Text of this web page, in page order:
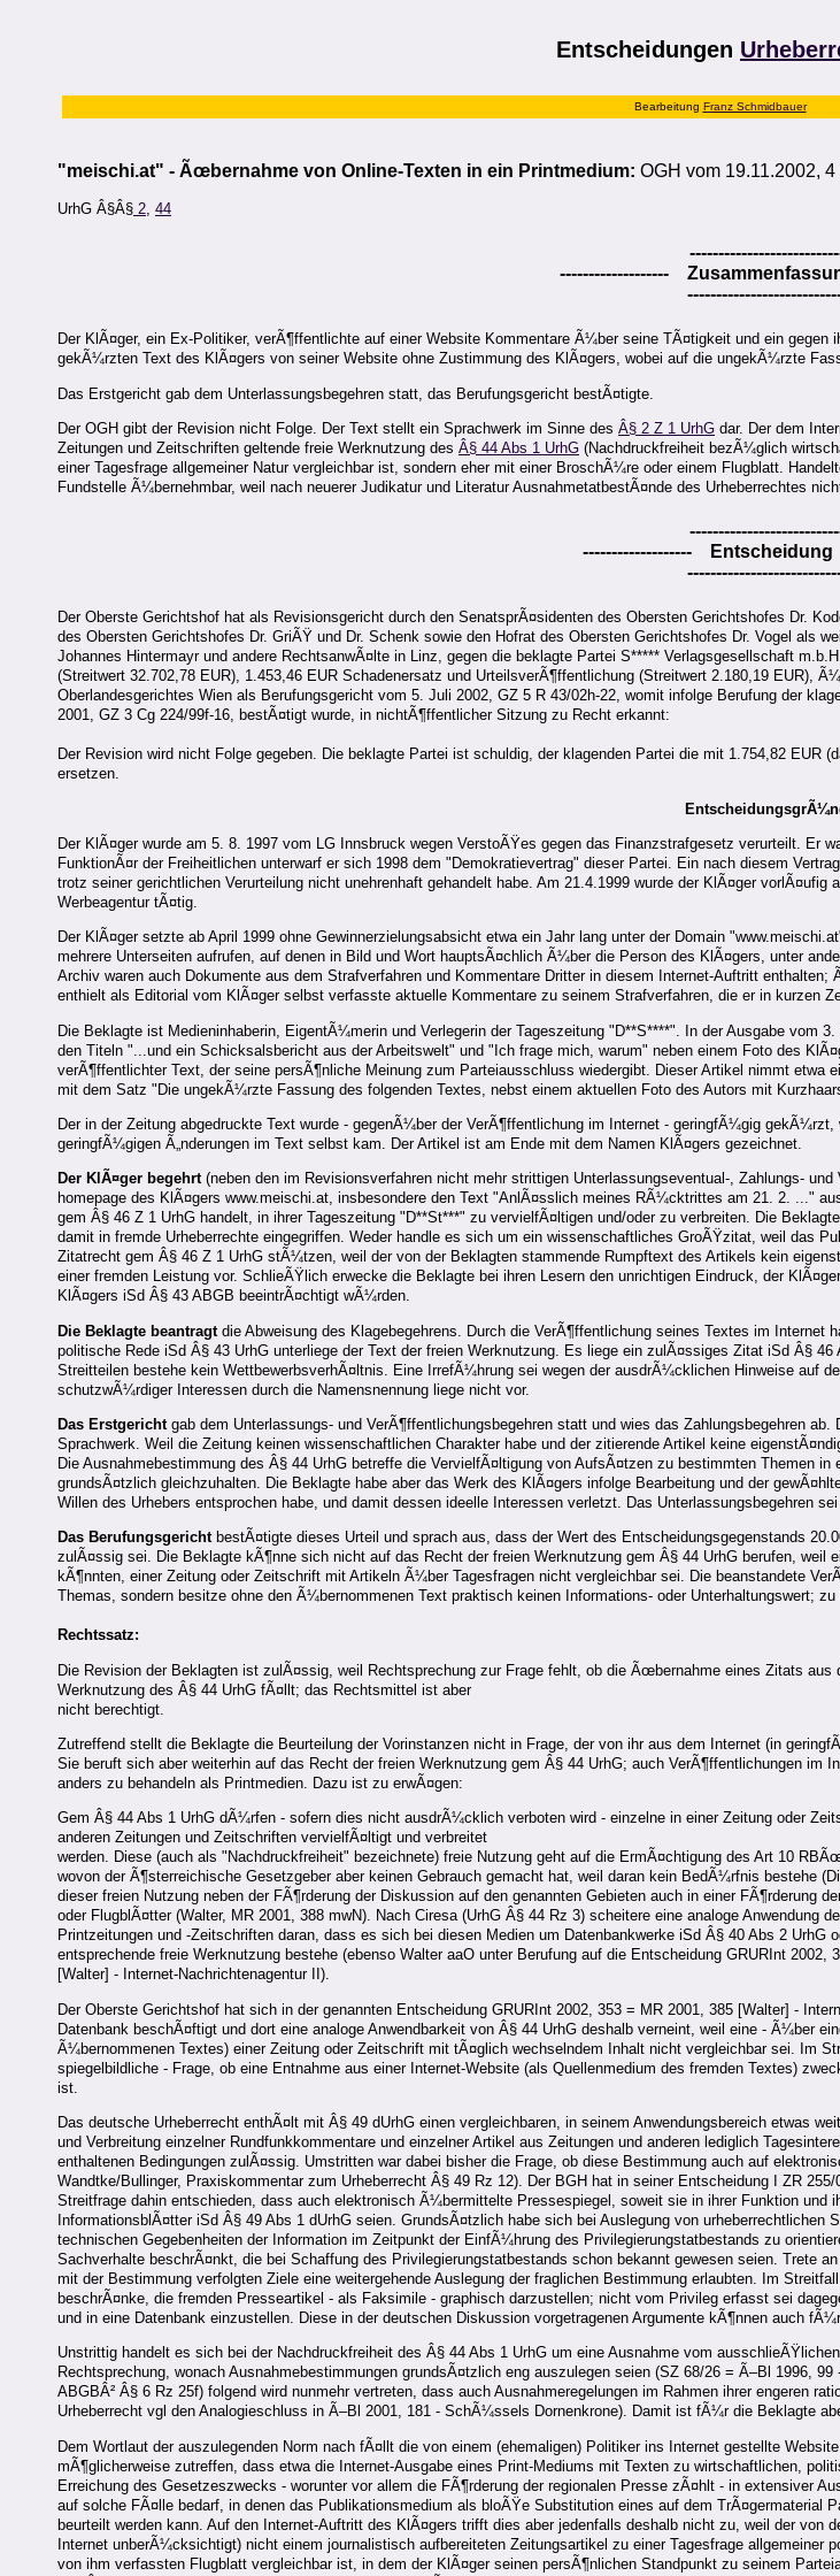
Entscheidungen
Bearbeitung Franz Schmidbauer
"meischi.at" - Ãœbernahme von Online-Texten in ein Printmedium: OGH vom 19.11.2002,
UrhG Â§Â§ 2 44
-------------------
Der KlÃ¤ger, ein Ex-Politiker, verÃ¶ffentlichte auf einer Website Kommentare Ã¼ber seine TÃ¤tigkeit und ein
gekÃ¼rzten Text des KlÃ¤gers von seiner Website ohne Zustimmung des KlÃ¤gers, wobei auf die ungekÃ¼rzte
Das Erstgericht gab dem Unterlassungsbegehren statt, das Berufungsgericht bestÃ¤tigte.
Der OGH gibt der Revision nicht Folge. Der Text stellt ein Sprachwerk im Sinne des Â§ 2 Z 1 UrhG dar. Der dem
Zeitungen und Zeitschriften geltende freie Werknutzung des Â§ 44 Abs 1 UrhG (Nachdruckfreiheit bezÃ¼glich
einer Tagesfrage allgemeiner Natur vergleichbar ist, sondern eher mit einer BroschÃ¼re oder einem Flugblatt.
Fundstelle Ã¼bernehmbar, weil nach neuerer Judikatur und Literatur AusnahmetatbestÃ¤nde des Urheberrechtes
-------------------
Entscheidung
Der Oberste Gerichtshof hat als Revisionsgericht durch den SenatsprÃ¤sidenten des Obersten Gerichtshofes Dr.
des Obersten Gerichtshofes Dr. GriÃŸ und Dr. Schenk sowie den Hofrat des Obersten Gerichtshofes Dr. Vogel als
Johannes Hintermayr und andere RechtsanwÃ¤lte in Linz, gegen die beklagte Partei S***** Verlagsgesellschaft
(Streitwert 32.702,78 EUR), 1.453,46 EUR Schadenersatz und UrteilsverÃ¶ffentlichung (Streitwert 2.180,19 EUR),
Oberlandesgerichtes Wien als Berufungsgericht vom 5. Juli 2002, GZ 5 R 43/02h-22, womit infolge Berufung der
2001, GZ 3 Cg 224/99f-16, bestÃ¤tigt wurde, in nichtÃ¶ffentlicher Sitzung zu Recht erkannt:
Der Revision wird nicht Folge gegeben. Die beklagte Partei ist schuldig, der klagenden Partei die mit 1.754,82 EUR
ersetzen.
Der KlÃ¤ger wurde am 5. 8. 1997 vom LG Innsbruck wegen VerstoÃŸes gegen das Finanzstrafgesetz verurteilt.
FunktionÃ¤r der Freiheitlichen unterwarf er sich 1998 dem "Demokratievertrag" dieser Partei. Ein nach diesem
trotz seiner gerichtlichen Verurteilung nicht unehrenhaft gehandelt habe. Am 21.4.1999 wurde der KlÃ¤ger
Werbeagentur tÃ¤tig.
Der KlÃ¤ger setzte ab April 1999 ohne Gewinnerzielungsabsicht etwa ein Jahr lang unter der Domain
mehrere Unterseiten aufrufen, auf denen in Bild und Wort hauptsÃ¤chlich Ã¼ber die Person des KlÃ¤gers, unter
Archiv waren auch Dokumente aus dem Strafverfahren und Kommentare Dritter in diesem Internet-Auftritt
enthielt als Editorial vom KlÃ¤ger selbst verfasste aktuelle Kommentare zu seinem Strafverfahren, die er in kurzen
Die Beklagte ist Medieninhaberin, EigentÃ¼merin und Verlegerin der Tageszeitung "D**S****". In der Ausgabe vom
den Titeln "...und ein Schicksalsbericht aus der Arbeitswelt" und "Ich frage mich, warum" neben einem Foto des
verÃ¶ffentlichter Text, der seine persÃ¶nliche Meinung zum Parteiausschluss wiedergibt. Dieser Artikel nimmt
mit dem Satz "Die ungekÃ¼rzte Fassung des folgenden Textes, nebst einem aktuellen Foto des Autors mit
Der in der Zeitung abgedruckte Text wurde - gegenÃ¼ber der VerÃ¶ffentlichung im Internet - geringfÃ¼gig
geringfÃ¼gigen Ã„nderungen im Text selbst kam. Der Artikel ist am Ende mit dem Namen KlÃ¤gers gezeichnet.
Der KlÃ¤ger begehrt(neben den im Revisionsverfahren nicht mehr strittigen Unterlassungseventual-, Zahlungs-
homepage des KlÃ¤gers www.meischi.at, insbesondere den Text "AnlÃ¤sslich meines RÃ¼cktrittes am 21. 2. ..."
gem Â§ 46 Z 1 UrhG handelt, in ihrer Tageszeitung "D**St***" zu vervielfÃ¤ltigen und/oder zu verbreiten. Die
damit in fremde Urheberrechte eingegriffen. Weder handle es sich um ein wissenschaftliches GroÃŸzitat, weil das
Zitatrecht gem Â§ 46 Z 1 UrhG stÃ¼tzen, weil der von der Beklagten stammende Rumpftext des Artikels kein
einer fremden Leistung vor. SchlieÃŸlich erwecke die Beklagte bei ihren Lesern den unrichtigen Eindruck, der
KlÃ¤gers iSd Â§ 43 ABGB beeintrÃ¤chtigt wÃ¼rden.
Die Beklagte beantragt die Abweisung des Klagebegehrens. Durch die VerÃ¶ffentlichung seines Textes im
politische Rede iSd Â§ 43 UrhG unterliege der Text der freien Werknutzung. Es liege ein zulÃ¤ssiges Zitat iSd Â§
Streitteilen bestehe kein WettbewerbsverhÃ¤ltnis. Eine IrrefÃ¼hrung sei wegen der ausdrÃ¼cklichen Hinweise auf
schutzwÃ¼rdiger Interessen durch die Namensnennung liege nicht vor.
Das Erstgerichtgab dem Unterlassungs- und VerÃ¶ffentlichungsbegehren statt und wies das Zahlungsbegehren
Sprachwerk. Weil die Zeitung keinen wissenschaftlichen Charakter habe und der zitierende Artikel keine
Die Ausnahmebestimmung des Â§ 44 UrhG betreffe die VervielfÃ¤ltigung von AufsÃ¤tzen zu bestimmten Themen
grundsÃ¤tzlich gleichzuhalten. Die Beklagte habe aber das Werk des KlÃ¤gers infolge Bearbeitung und der
Willen des Urhebers entsprochen habe, und damit dessen ideelle Interessen verletzt. Das Unterlassungsbegehren
Das BerufungsgerichtbestÃ¤tigte dieses Urteil und sprach aus, dass der Wert des Entscheidungsgegenstands
zulÃ¤ssig sei. Die Beklagte kÃ¶nne sich nicht auf das Recht der freien Werknutzung gem Â§ 44 UrhG berufen,
kÃ¶nnten, einer Zeitung oder Zeitschrift mit Artikeln Ã¼ber Tagesfragen nicht vergleichbar sei. Die beanstandete
Themas, sondern besitze ohne den Ã¼bernommenen Text praktisch keinen Informations- oder Unterhaltungswert;
Rechtssatz:
Die Revision der Beklagten ist zulÃ¤ssig, weil Rechtsprechung zur Frage fehlt, ob die Ãœbernahme eines Zitats
Werknutzung des Â§ 44 UrhG fÃ¤llt; das Rechtsmittel ist aber
nicht berechtigt.
Zutreffend stellt die Beklagte die Beurteilung der Vorinstanzen nicht in Frage, der von ihr aus dem Internet (in
Sie beruft sich aber weiterhin auf das Recht der freien Werknutzung gem Â§ 44 UrhG; auch VerÃ¶ffentlichungen
anders zu behandeln als Printmedien. Dazu ist zu erwÃ¤gen:
Gem Â§ 44 Abs 1 UrhG dÃ¼rfen - sofern dies nicht ausdrÃ¼cklich verboten wird - einzelne in einer Zeitung oder
anderen Zeitungen und Zeitschriften vervielfÃ¤ltigt und verbreitet
werden. Diese (auch als "Nachdruckfreiheit" bezeichnete) freie Nutzung geht auf die ErmÃ¤chtigung des Art 10
wovon der Ã¶sterreichische Gesetzgeber aber keinen Gebrauch gemacht hat, weil daran kein BedÃ¼rfnis bestehe
dieser freien Nutzung neben der FÃ¶rderung der Diskussion auf den genannten Gebieten auch in einer
oder FlugblÃ¤tter (Walter, MR 2001, 388 mwN). Nach Ciresa (UrhG Â§ 44 Rz 3) scheitere eine analoge Anwendung
Printzeitungen und -Zeitschriften daran, dass es sich bei diesen Medien um Datenbankwerke iSd Â§ 40 Abs 2
entsprechende freie Werknutzung bestehe (ebenso Walter aaO unter Berufung auf die Entscheidung GRURInt 2002,
[Walter] - Internet-Nachrichtenagentur II).
Der Oberste Gerichtshof hat sich in der genannten Entscheidung GRURInt 2002, 353 = MR 2001, 385 [Walter] -
Datenbank beschÃ¤ftigt und dort eine analoge Anwendbarkeit von Â§ 44 UrhG deshalb verneint, weil eine - Ã¼ber
Ã¼bernommenen Textes) einer Zeitung oder Zeitschrift mit tÃ¤glich wechselndem Inhalt nicht vergleichbar sei. Im
spiegelbildliche - Frage, ob eine Entnahme aus einer Internet-Website (als Quellenmedium des fremden Textes)
ist.
Das deutsche Urheberrecht enthÃ¤lt mit Â§ 49 dUrhG einen vergleichbaren, in seinem Anwendungsbereich etwas
und Verbreitung einzelner Rundfunkkommentare und einzelner Artikel aus Zeitungen und anderen lediglich
enthaltenen Bedingungen zulÃ¤ssig. Umstritten war dabei bisher die Frage, ob diese Bestimmung auch auf
Wandtke/Bullinger, Praxiskommentar zum Urheberrecht Â§ 49 Rz 12). Der BGH hat in seiner Entscheidung I ZR
Streitfrage dahin entschieden, dass auch elektronisch Ã¼bermittelte Pressespiegel, soweit sie in ihrer Funktion
InformationsblÃ¤tter iSd Â§ 49 Abs 1 dUrhG seien. GrundsÃ¤tzlich habe sich bei Auslegung von
technischen Gegebenheiten der Information im Zeitpunkt der EinfÃ¼hrung des Privilegierungstatbestands zu
Sachverhalte beschrÃ¤nkt, die bei Schaffung des Privilegierungstatbestands schon bekannt gewesen seien. Trete
mit der Bestimmung verfolgten Ziele eine weitergehende Auslegung der fraglichen Bestimmung erlaubten. Im
beschrÃ¤nke, die fremden Presseartikel - als Faksimile - graphisch darzustellen; nicht vom Privileg erfasst sei
und in eine Datenbank einzustellen. Diese in der deutschen Diskussion vorgetragenen Argumente kÃ¶nnen auch
Unstrittig handelt es sich bei der Nachdruckfreiheit des Â§ 44 Abs 1 UrhG um eine Ausnahme vom
Rechtsprechung, wonach Ausnahmebestimmungen grundsÃ¤tzlich eng auszulegen seien (SZ 68/26 = Ã–Bl 1996,
ABGBÂ² Â§ 6 Rz 25f) folgend wird nunmehr vertreten, dass auch Ausnahmeregelungen im Rahmen ihrer engeren
Urheberrecht vgl den Analogieschluss in Ã–Bl 2001, 181 - SchÃ¼ssels Dornenkrone). Damit ist fÃ¼r die Beklagte
Dem Wortlaut der auszulegenden Norm nach fÃ¤llt die von einem (ehemaligen) Politiker ins Internet gestellte
mÃ¶glicherweise zutreffen, dass etwa die Internet-Ausgabe eines Print-Mediums mit Texten zu wirtschaftlichen,
Erreichung des Gesetzeszwecks - worunter vor allem die FÃ¶rderung der regionalen Presse zÃ¤hlt - in extensiver
auf solche FÃ¤lle bedarf, in denen das Publikationsmedium als bloÃŸe Substitution eines auf dem
beurteilt werden kann. Auf den Internet-Auftritt des KlÃ¤gers trifft dies aber jedenfalls deshalb nicht zu, weil der
Internet unberÃ¼cksichtigt) nicht einem journalistisch aufbereiteten Zeitungsartikel zu einer Tagesfrage
von ihm verfassten Flugblatt vergleichbar ist, in dem der KlÃ¤ger seinen persÃ¶nlichen Standpunkt zu seinem